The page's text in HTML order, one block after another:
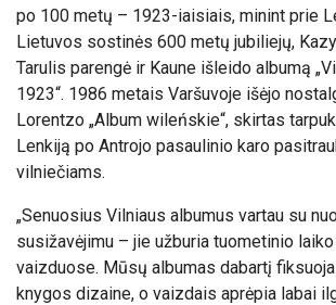
po 100 metų – 1923-iaisiais, minint prie
Lietuvos sostinės 600 metų jubiliejų,
Tarulis parengė ir Kaune išleido albumą
1923“. 1986 metais Varšuvoje išėjo
Lorentzo „Album wileńskie“, skirtas
Lenkiją po Antrojo pasaulinio karo
vilniečiams.
„Senuosius Vilniaus albumus vartau su
susižavėjimu – jie užburia tuometinio
vaizduose. Mūsų albumas dabartį
knygos dizaine, o vaizdais aprėpia labai